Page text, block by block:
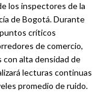
los inspectores de la
de Bogotá. Durante
críticos
de comercio,
con alta densidad de
lecturas continuas
promedio de ruido.